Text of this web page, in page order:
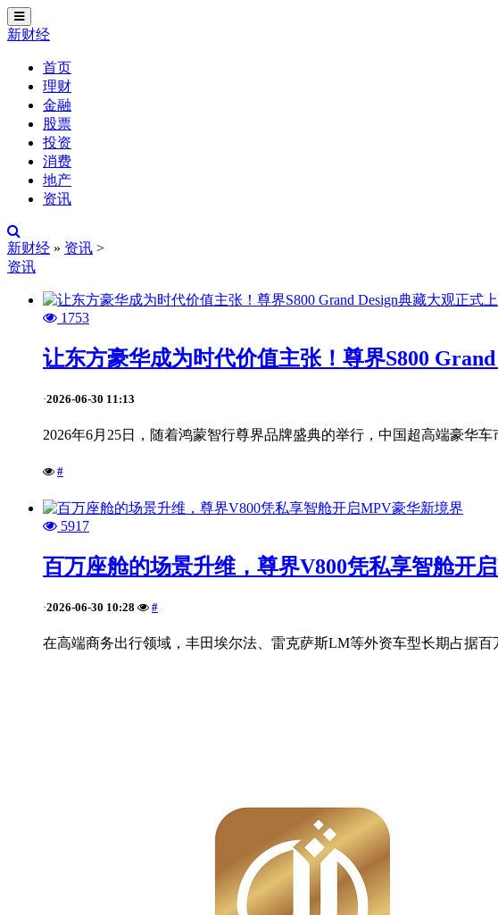
切
换
新财经
首页
理财
金融
股票
投资
消费
地产
资讯
新财经 » 资讯 >
资讯
1753
让东方豪华成为时代价值主张！尊界S800
·2026-06-30 11:13
2026年6月25日，随着鸿蒙智行尊界品牌盛典的举行，中国超高端豪华
#
5917
百万座舱的场景升维，尊界V800凭私享智舱开
·2026-06-30 10:28 #
在高端商务出行领域，丰田埃尔法、雷克萨斯LM等外资车型长期占据